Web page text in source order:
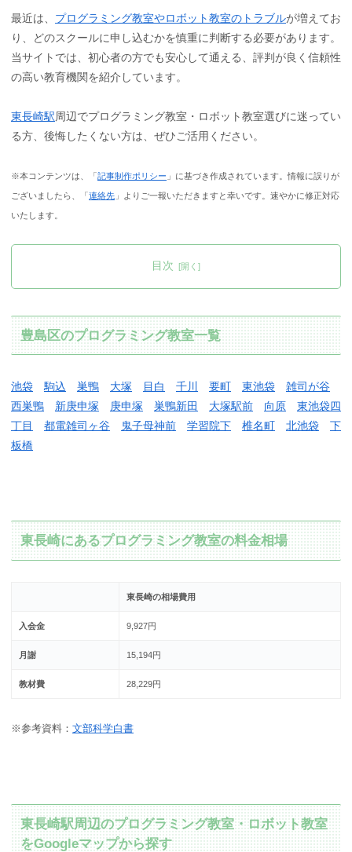
最近は、 プログラミング教室やロボット教室のトラブルが増えてお
り、どのスクールに申し込むかを慎重に判断する必要があります。
当サイトでは、初心者の方でも安心して通える、評判が良く信頼性
の高い教育機関を紹介しています。
東長崎駅 周辺でプログラミング教室・ロボット教室選びに迷ってい
る方、後悔したくない方は、ぜひご活用ください。
※本コンテンツは、「記事制作ポリシー 」に基づき作成されています。情報に誤りが
ございましたら、「連絡先 」よりご一報いただきますと幸いです。速やかに修正対応
いたします。
目次
豊島区のプログラミング教室一覧
池袋 駒込 巣鴨 大塚 目白 千川 要町 東池袋
雑司が谷
西巣鴨
新庚申塚 庚申塚 巣鴨新田 大塚駅前 向原
東池袋四
丁目
都電雑司ヶ谷 鬼子母神前 学習院下 椎名町 北池袋
下
板橋
東長崎にあるプログラミング教室の料金相場
東長崎の相場費用
入会金 9,927円
月謝 15,194円
教材費 28,229円
※参考資料： 文部科学白書
東長崎駅周辺のプログラミング教室・ロボット教室
をGoogleマップから探す